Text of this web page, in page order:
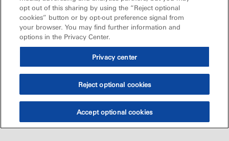
opt out of this sharing by using the “Reject optional
cookies” button or by opt-out preference signal from
your browser. You may find further information and
options in the Privacy Center.
Privacy center
Reject optional cookies
Accept optional cookies